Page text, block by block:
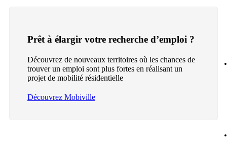
Prêt à élargir votre recherche d’emploi ?
Découvrez de nouveaux territoires où les chances de
trouver un emploi sont plus fortes en réalisant un
projet de mobilité résidentielle
Découvrez Mobiville